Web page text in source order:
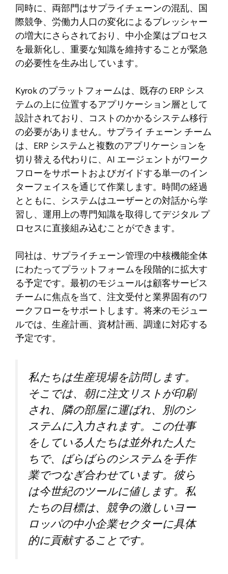
同時に、両部門はサプライチェーンの混乱、国
際競争、労働力人口の変化によるプレッシャー
の増大にさらされており、中小企業はプロセス
を最新化し、重要な知識を維持することが緊急
の必要性を生み出しています。
Kyrok のプラットフォームは、既存の ERP シス
テムの上に位置するアプリケーション層として
設計されており、コストのかかるシステム移行
の必要がありません。サプライ チェーン チーム
は、ERP システムと複数のアプリケーションを
切り替える代わりに、AI エージェントがワーク
フローをサポートおよびガイドする単一のイン
ターフェイスを通じて作業します。時間の経過
とともに、システムはユーザーとの対話から学
習し、運用上の専門知識を取得してデジタル プ
ロセスに直接組み込むことができます。
同社は、サプライチェーン管理の中核機能全体
にわたってプラットフォームを段階的に拡大す
る予定です。最初のモジュールは顧客サービス
チームに焦点を当て、注文受付と業界固有のワ
ークフローをサポートします。将来のモジュー
ルでは、生産計画、資材計画、調達に対応する
予定です。
私たちは生産現場を訪問します。
そこでは、朝に注文リストが印刷
され、隣の部屋に運ばれ、別のシ
ステムに入力されます。この仕事
をしている人たちは並外れた人た
ちで、ばらばらのシステムを手作
業でつなぎ合わせています。彼ら
は今世紀のツールに値します。私
たちの目標は、競争の激しいヨー
ロッパの中小企業セクターに具体
的に貢献することです。